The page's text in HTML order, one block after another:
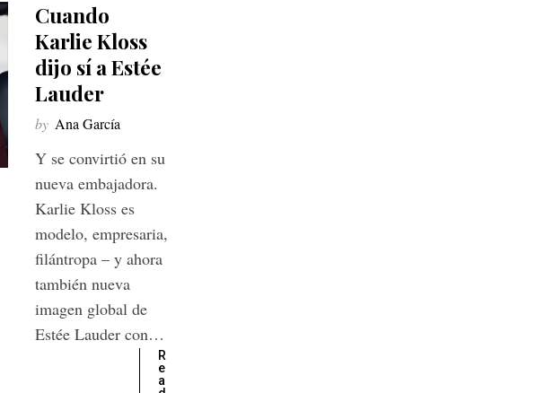
Cuando
Karlie Kloss
dijo sí a Estée
Lauder
by Ana García
Y se convirtió en su
nueva embajadora.
Karlie Kloss es
modelo, empresaria,
filántropa – y ahora
también nueva
imagen global de
Estée Lauder con…
R
e
a